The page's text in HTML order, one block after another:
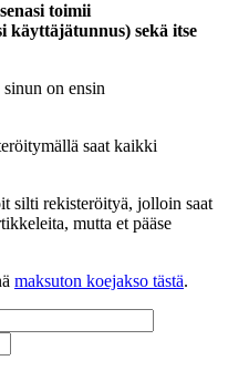
toimii
käyttäjätunnus) sekä itse
on ensin
saat kaikki
silti rekisteröityä, jolloin saat
mutta et pääse
maksuton koejakso tästä.